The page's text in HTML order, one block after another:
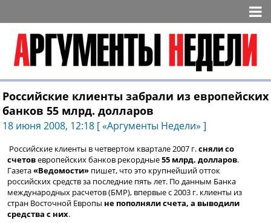
Российские клиенты забрали из европейских
банков 55 млрд. долларов
18 июня 2008, 12:18 [ «Аргументы Недели» ]
Российские клиенты в четвертом квартале 2007 г.снялисо
счетовевропейских банков рекордные55 млрд. долларов.
Газета«Ведомости» пишет, что это крупнейший отток
российских средств за последние пять лет. По данным Банка
международных расчетов (БМР), впервые с 2003 г. клиенты из
стран Восточной Европы не пополняли счета, а выводили
средства с них.